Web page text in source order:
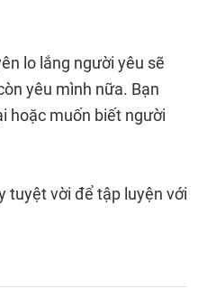
lo lắng người yêu sẽ
yêu mình nữa. Bạn
hoặc muốn biết người
tuyệt vời để tập luyện với